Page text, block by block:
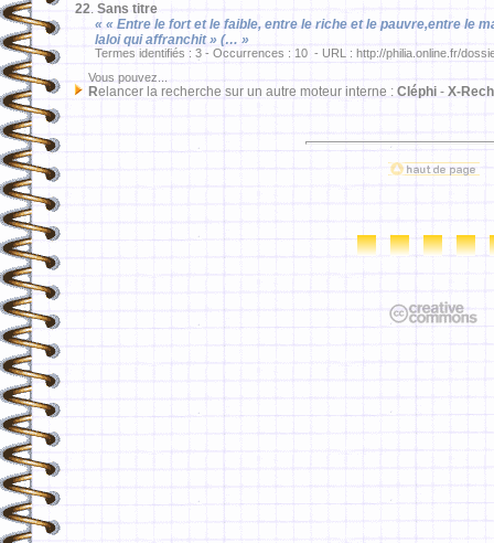
22. Sans titre
« « Entre le fort et le faible, entre le riche et le pauvre,entre le
laloi qui affranchit » (… »
Termes identifiés : 3 - Occurrences : 10 - URL : http://philia.online.fr/
Vous pouvez...
Relancer la recherche sur un autre moteur interne : Cléphi - X-